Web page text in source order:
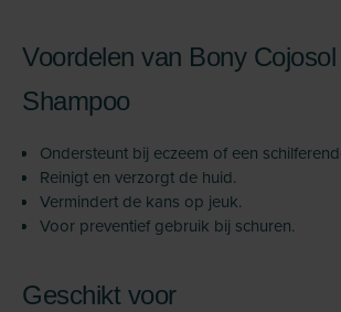
Voordelen van Bony
Shampoo
Ondersteunt bij eczeem of een
Reinigt en verzorgt de huid.
Vermindert de kans op jeuk.
Voor preventief gebruik bij schuren.
Geschikt voor